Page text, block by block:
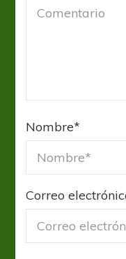
Nombre*
Correo